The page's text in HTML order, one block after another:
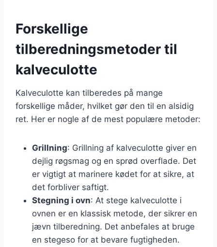
Forskellige
tilberedningsmetoder til
kalveculotte
Kalveculotte kan tilberedes på mange
forskellige måder, hvilket gør den til en alsidig
ret. Her er nogle af de mest populære metoder:
Grillning: Grillning af kalveculotte giver en
dejlig røgsmag og en sprød overflade. Det
er vigtigt at marinere kødet for at sikre, at
det forbliver saftigt.
Stegning i ovn: At stege kalveculotte i
ovnen er en klassisk metode, der sikrer en
jævn tilberedning. Det anbefales at bruge
en stegeso for at bevare fugtigheden.